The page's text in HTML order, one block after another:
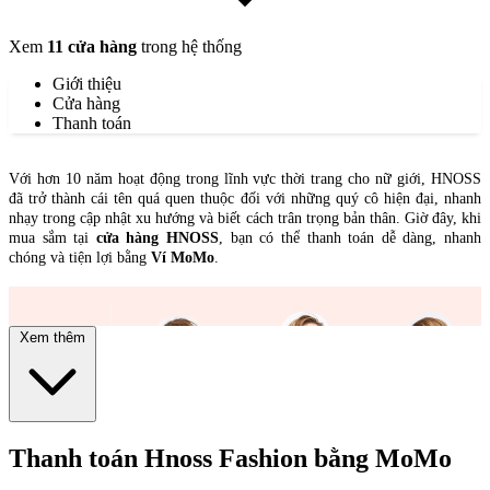
Xem 11 cửa hàng trong hệ thống
Giới thiệu
Cửa hàng
Thanh toán
Với hơn 10 năm hoạt động trong lĩnh vực thời trang cho nữ giới, HNOSS
đã trở thành cái tên quá quen thuộc đối với những quý cô hiện đại, nhanh
nhạy trong cập nhật xu hướng và biết cách trân trọng bản thân. Giờ đây, khi
mua sắm tại cửa hàng HNOSS , bạn có thể thanh toán dễ dàng, nhanh
chóng và tiện lợi bằng Ví MoMo
Xem thêm
Thanh toán Hnoss Fashion bằng MoMo